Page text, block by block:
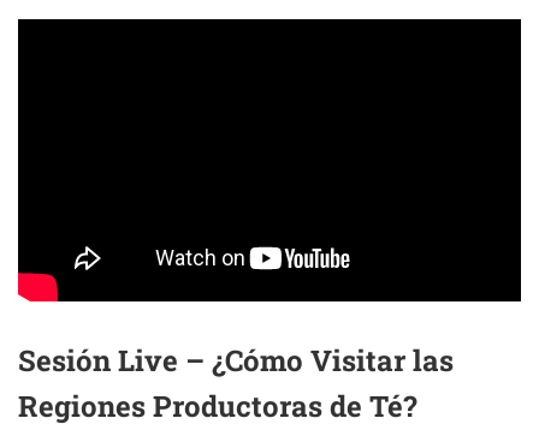
Sesión Live – ¿Cómo Visitar las
Regiones Productoras de Té?